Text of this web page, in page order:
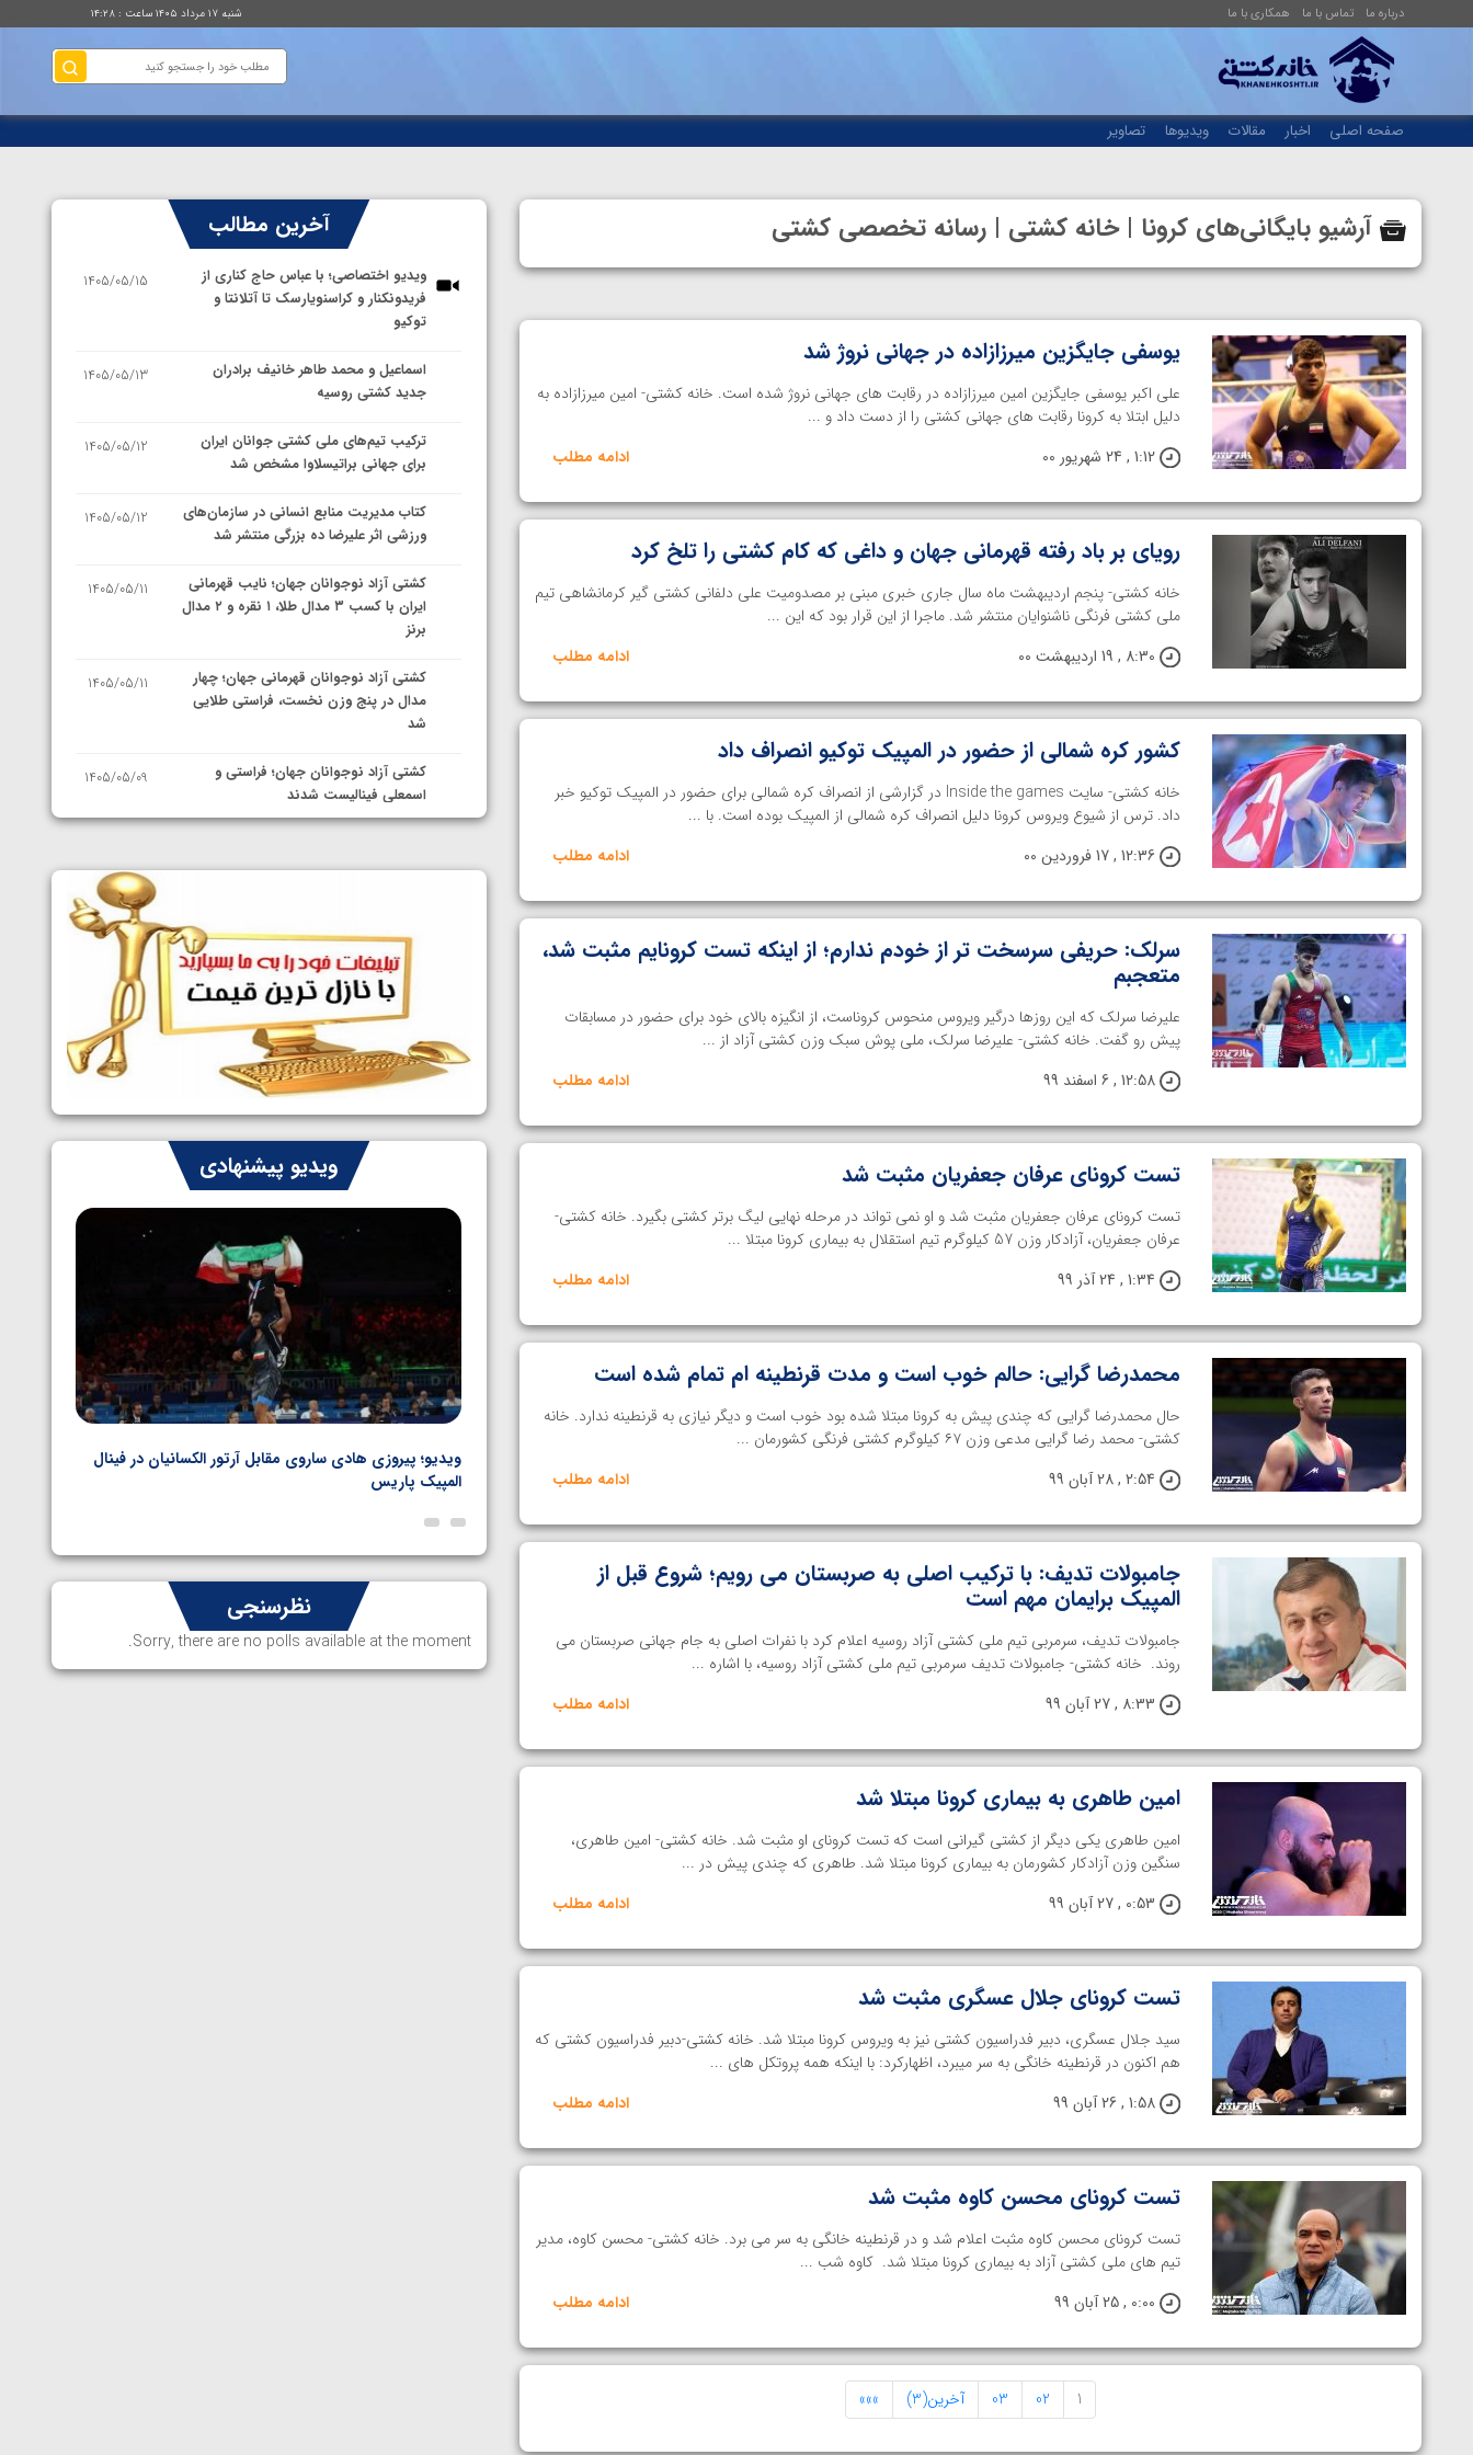
درباره ما تماس با ما همکاری با ما شنبه ۱۷ مرداد ۱۴۰۵ ساعت : ۱۴:۲۸
صفحه اصلی اخبار مقالات ویدیوها تصاویر
آرشیو بایگانی‌های کرونا | خانه کشتی | رسانه تخصصی کشتی
یوسفی جایگزین میرزازاده در جهانی نروژ شد
علی اکبر یوسفی جایگزین امین میرزازاده در رقابت های جهانی نروژ شده است. خانه کشتی- امین میرزازاده به
دلیل ابتلا به کرونا رقابت های جهانی کشتی را از دست داد و ...
1:12 , 24 شهریور 00
ادامه مطلب
رویای بر باد رفته قهرمانی جهان و داغی که کام کشتی را تلخ کرد
خانه کشتی- پنجم اردیبهشت ماه سال جاری خبری مبنی بر مصدومیت علی دلفانی کشتی گیر کرمانشاهی تیم
ملی کشتی فرنگی ناشنوایان منتشر شد. ماجرا از این قرار بود که این ...
8:30 , 19 اردیبهشت 00
ادامه مطلب
کشور کره شمالی از حضور در المپیک توکیو انصراف داد
خانه کشتی- سایت Inside the games در گزارشی از انصراف کره شمالی برای حضور در المپیک توکیو خبر
داد. ترس از شیوع ویروس کرونا دلیل انصراف کره شمالی از المپیک بوده است. با ...
12:36 , 17 فروردین 00
ادامه مطلب
سرلک: حریفی سرسخت تر از خودم ندارم؛ از اینکه تست کرونایم مثبت شد،
متعجبم
علیرضا سرلک که این روزها درگیر ویروس منحوس کروناست، از انگیزه بالای خود برای حضور در مسابقات
پیش رو گفت. خانه کشتی- علیرضا سرلک، ملی پوش سبک وزن کشتی آزاد از ...
12:58 , 6 اسفند 99
ادامه مطلب
تست کرونای عرفان جعفریان مثبت شد
تست کرونای عرفان جعفریان مثبت شد و او نمی تواند در مرحله نهایی لیگ برتر کشتی بگیرد. خانه کشتی-
عرفان جعفریان، آزادکار وزن 57 کیلوگرم تیم استقلال به بیماری کرونا مبتلا ...
1:34 , 24 آذر 99
ادامه مطلب
محمدرضا گرایی: حالم خوب است و مدت قرنطینه ام تمام شده است
حال محمدرضا گرایی که چندی پیش به کرونا مبتلا شده بود خوب است و دیگر نیازی به قرنطینه ندارد. خانه
کشتی- محمد رضا گرایی مدعی وزن ۶۷ کیلوگرم کشتی فرنگی کشورمان ...
2:54 , 28 آبان 99
ادامه مطلب
جامبولات تدیف: با ترکیب اصلی به صربستان می رویم؛ شروع قبل از
المپیک برایمان مهم است
جامبولات تدیف، سرمربی تیم ملی کشتی آزاد روسیه اعلام کرد با نفرات اصلی به جام جهانی صربستان می
روند. خانه کشتی- جامبولات تدیف سرمربی تیم ملی کشتی آزاد روسیه، با اشاره ...
8:33 , 27 آبان 99
ادامه مطلب
امین طاهری به بیماری کرونا مبتلا شد
امین طاهری یکی دیگر از کشتی گیرانی است که تست کرونای او مثبت شد. خانه کشتی- امین طاهری،
سنگین وزن آزادکار کشورمان به بیماری کرونا مبتلا شد. طاهری که چندی پیش در ...
0:53 , 27 آبان 99
ادامه مطلب
تست کرونای جلال عسگری مثبت شد
سید جلال عسگری، دبیر فدراسیون کشتی نیز به ویروس کرونا مبتلا شد. خانه کشتی-دبیر فدراسیون کشتی که
هم اکنون در قرنطینه خانگی به سر میبرد، اظهارکرد: با اینکه همه پروتکل های ...
1:58 , 26 آبان 99
ادامه مطلب
تست کرونای محسن کاوه مثبت شد
تست کرونای محسن کاوه مثبت اعلام شد و در قرنطینه خانگی به سر می برد. خانه کشتی- محسن کاوه، مدیر
تیم های ملی کشتی آزاد به بیماری کرونا مبتلا شد. کاوه شب ...
0:00 , 25 آبان 99
ادامه مطلب
1
02
03 آخرین(3) »»»
آخرین مطالب
ویدیو اختصاصی؛ با عباس حاج کناری از
فریدونکنار و کراسنویارسک تا آتلانتا و
توکیو
1405/05/15
اسماعیل و محمد طاهر خانیف برادران
جدید کشتی روسیه
1405/05/13
ترکیب تیم‌های ملی کشتی جوانان ایران
برای جهانی براتیسلاوا مشخص شد
1405/05/12
کتاب مدیریت منابع انسانی در سازمان‌های
ورزشی اثر علیرضا ده بزرگی منتشر شد
1405/05/12
کشتی آزاد نوجوانان جهان؛ نایب قهرمانی
ایران با کسب ۳ مدال طلا، ۱ نقره و ۲ مدال
برنز
1405/05/11
کشتی آزاد نوجوانان قهرمانی جهان؛ چهار
مدال در پنج وزن نخست، فراستی طلایی
شد
1405/05/11
کشتی آزاد نوجوانان جهان؛ فراستی و
اسمعلی فینالیست شدند
1405/05/09
نمایندگان ایران مشخص شدند
سوم برای ایران
1405/05/07
ایران چشم به راه چهار مدال در پنج وزن
دوم کشتی فرنگی نوجوانان جهان
1405/05/06
ویدیو پیشنهادی
امین میرزازاده
ویدیو؛ باخت امین کاویانی نژاد مقابل مالخاز آمویان از
ارمنستان
ویدیو؛ پیروزی هادی ساروی مقابل آرتور الکسانیان در فینال
المپیک پاریس
نظرسنجی
Sorry, there are no polls available at the moment.